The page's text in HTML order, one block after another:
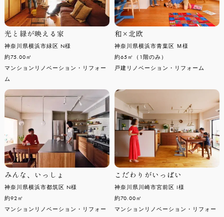
光と緑が映える家 和×北欧
みんな、いっしょ
神奈川県横浜市都筑区 N様
約92㎡
こだわりがいっぱい
神奈川県川崎市宮前区 I様
約70.00㎡